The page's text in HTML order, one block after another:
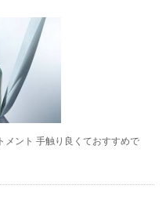
メント 手触り良くておすすめで